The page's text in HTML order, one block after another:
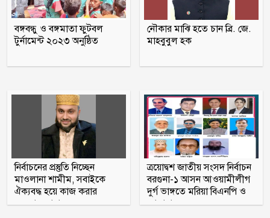
আওয়ামী লীগের সঙ্গে গণতন্ত্র যায় না : মির্জা
লীগের ১৫ নেতার পদত্যাগ
স্কুলছাত্রীকে ধর্ষণের মামলায় কনটেন্ট
ক্রিয়েটর রিপন মিয়া গ্রেপ্তার
বঙ্গবন্ধু ও বঙ্গমাতা ফুটবল
টুর্নামেন্ট ২০২৩ অনুষ্ঠিত
নৌকার মাঝি হতে চান ব্রি. জে.
মাহবুবুল হক
নির্বাচনের প্রস্তুতি নিচ্ছেন
মাওলানা শামীম, সবাইকে
ঐক্যবদ্ধ হয়ে কাজ করার
অহব্বান জানান
ত্রয়োদ্বশ জাতীয় সংসদ নির্বাচন
বরগুনা-১ আসন আওয়ামীলীগ
দুর্গ ভাঙ্গতে মরিয়া বিএনপি ও
জামায়াত